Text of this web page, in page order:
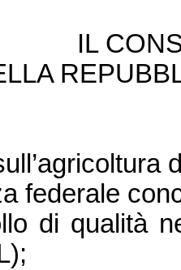
IL
agricoltura
federale
di qualità